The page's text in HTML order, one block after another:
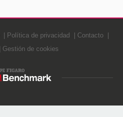
Política de privacidad
Contacto
Gestión de cookies